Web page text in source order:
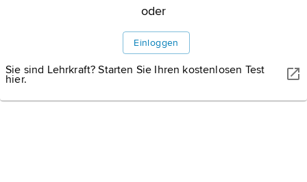
Informationen zum Artikel
oder
Einloggen
Sie sind Lehrkraft? Starten Sie Ihren kostenlosen Test
hier.